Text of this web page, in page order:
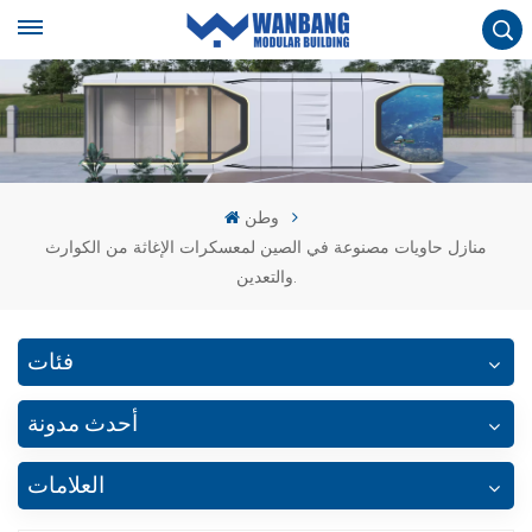
وطن
منازل حاويات مصنوعة في الصين لمعسكرات الإغاثة من الكوارث
فئات
أحدث مدونة
العلامات